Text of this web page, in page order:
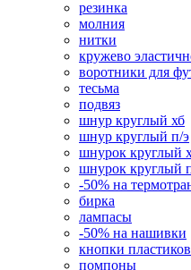
резинка
молния
нитки
кружево
воротники для
тесьма
подвяз
шнур круглый хб
шнур круглый п/э
шнурок круглый
шнурок круглый
-50% на
бирка
лампасы
-50% на нашивки
кнопки
помпоны